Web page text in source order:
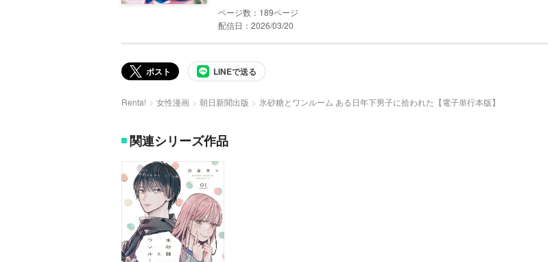
189
配信日：2026/03/20
ポスト LINEで送る
Renta! 女性漫画 朝日新聞出版 氷砂糖とワンルーム ある日年下男子に拾われた【電子単行本版】
関連シリーズ作品